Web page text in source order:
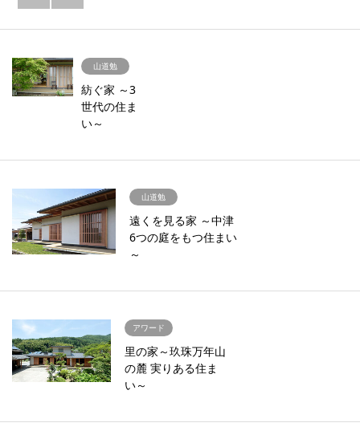
山道勉
紡ぐ家 ～3
世代の住ま
い～
山道勉
遠くを見る家 ～中津
6つの庭をもつ住まい
～
アワード
里の家～玖珠万年山
の麓 実りある住ま
い～